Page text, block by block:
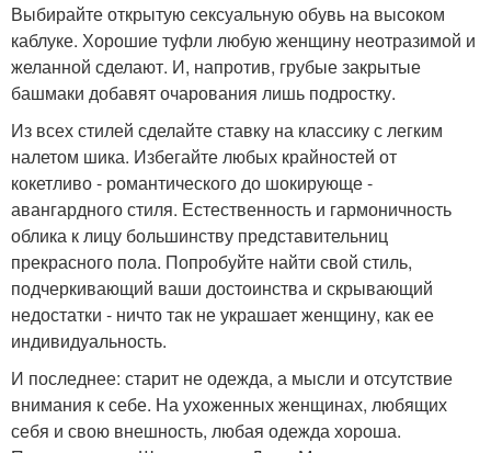
Выбирайте открытую сексуальную обувь на высоком
каблуке. Хорошие туфли любую женщину неотразимой и
желанной сделают. И, напротив, грубые закрытые
башмаки добавят очарования лишь подростку.
Из всех стилей сделайте ставку на классику с легким
налетом шика. Избегайте любых крайностей от
кокетливо - романтического до шокирующе -
авангардного стиля. Естественность и гармоничность
облика к лицу большинству представительниц
прекрасного пола. Попробуйте найти свой стиль,
подчеркивающий ваши достоинства и скрывающий
недостатки - ничто так не украшает женщину, как ее
индивидуальность.
И последнее: старит не одежда, а мысли и отсутствие
внимания к себе. На ухоженных женщинах, любящих
себя и свою внешность, любая одежда хороша.